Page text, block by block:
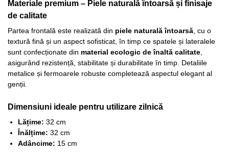
Materiale premium – Piele naturală întoarsă și finisaje
de calitate
Partea frontală este realizată din piele naturală întoarsă , cu o
textură fină și un aspect sofisticat, în timp ce spatele și lateralele
sunt confecționate din material ecologic de înaltă calitate
asigurând rezistență, stabilitate și durabilitate în timp. Detaliile
metalice și fermoarele robuste completează aspectul elegant al
genții.
Dimensiuni ideale pentru utilizare zilnică
Lățime: 32 cm
Înălțime: 32 cm
Adâncime: 15 cm